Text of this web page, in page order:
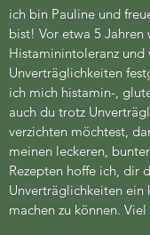
ich bin Pauline und
bist! Vor etwa 5
Histaminintoleranz und
Unverträglichkeiten
ich mich histamin-,
auch du trotz
verzichten möchtest,
meinen leckeren,
Rezepten hoffe ich, dir
Unverträglichkeiten ein
machen zu können.